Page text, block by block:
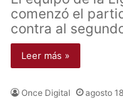
comenzó el
contra al
Leer más »
Once Digital agosto